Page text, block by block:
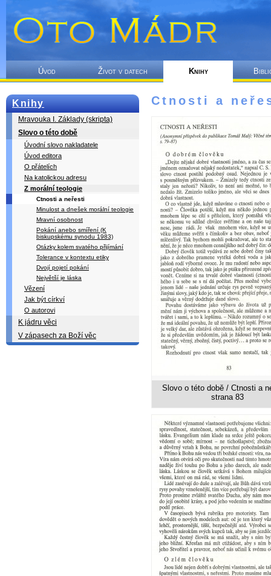
Úvod Život v datech Knihy
Knihy
Mravouka I. Základy (skripta)
Slovo o této době
Úvodní slovo nakladatele
Úvod editora
O přátelích
Na katolickou adresu
Z morální teologie
Ctnosti a neřesti
Minulost a dnešek morální teologie
Mravní osobnost
Pokání anebo smíření (K
biskupskému synodu 1983)
Otázky kolem svatého přijímání
Tolerance v kontextu etiky
Dvojí pojetí pokání
Největší je láska
Vězení
Jak být církví
O autorovi
K jádru věci
V zápasech za Boží věc
Ctnosti a
Slovo o této době / Ctnosti a
strana 83